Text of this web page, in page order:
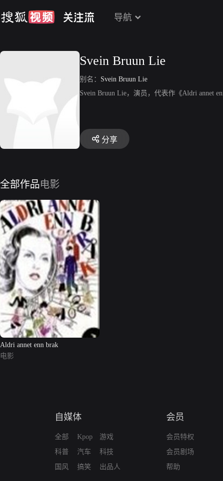
导航
Svein Bruun Lie
别名： Svein Bruun Lie
Svein Bruun Lie，演员，代表作《Aldri annet
分享
全部作品电影
Aldri annet enn brak
电影
自媒体
全部
科普
国风
Kpop
汽车
搞笑
游戏
科技
出品人
会员
会员特权
会员剧场
帮助